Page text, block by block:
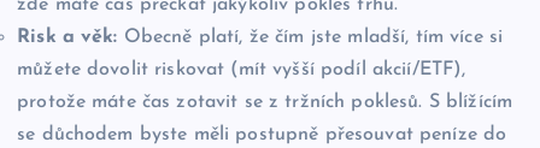
zde máte čas přečkat jakýkoliv pokles trhu.
Risk a věk: Obecně platí, že čím jste mladší, tím více si
můžete dovolit riskovat (mít vyšší podíl akcií/ETF),
protože máte čas zotavit se z tržních poklesů. S blížícím
se důchodem byste měli postupně přesouvat peníze do